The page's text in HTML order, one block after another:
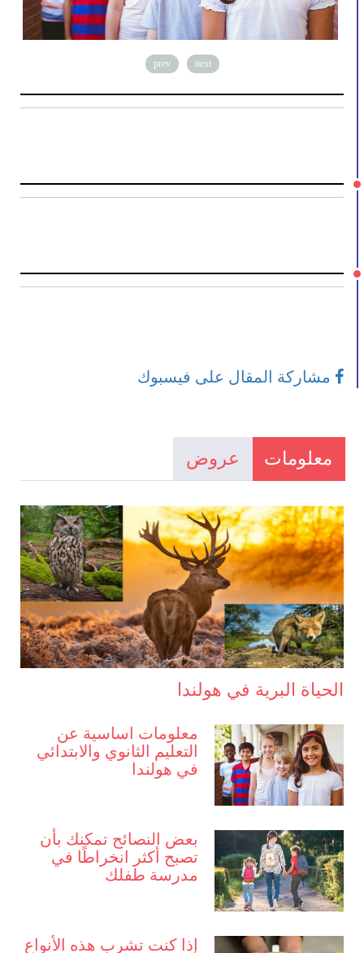
prev next
مشاركة المقال على فيسبوك
معلومات عروض
الحياة البرية في هولندا
معلومات اساسية عن
التعليم الثانوي والابتدائي
في هولندا
بعض النصائح تمكنك بأن
تصبح أكثر انخراطًا في
مدرسة طفلك
إذا كنت تشرب هذه الأنواع